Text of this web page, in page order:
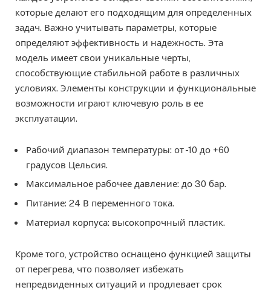
которые делают его подходящим для определенных
задач. Важно учитывать параметры, которые
определяют эффективность и надежность. Эта
модель имеет свои уникальные черты,
способствующие стабильной работе в различных
условиях. Элементы конструкции и функциональные
возможности играют ключевую роль в ее
эксплуатации.
Рабочий диапазон температуры: от -10 до +60
градусов Цельсия.
Максимальное рабочее давление: до 30 бар.
Питание: 24 В переменного тока.
Материал корпуса: высокопрочный пластик.
Кроме того, устройство оснащено функцией защиты
от перегрева, что позволяет избежать
непредвиденных ситуаций и продлевает срок